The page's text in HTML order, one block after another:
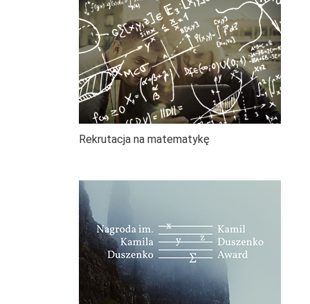
Rekrutacja na matematykę